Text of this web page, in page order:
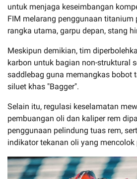
untuk menjaga keseimbangan
FIM melarang penggunaan titanium
rangka utama, garpu depan, stang
Meskipun demikian, tim
karbon untuk bagian non-struktural
saddlebag guna memangkas bobot
siluet khas "Bagger".
Selain itu, regulasi keselamatan
pembuangan oli dan kaliper rem
penggunaan pelindung tuas rem,
indikator tekanan oli yang